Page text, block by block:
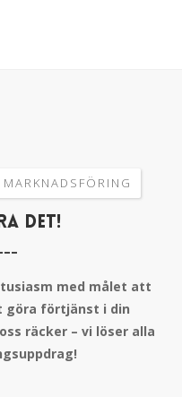
DET!
med målet att
göra förtjänst i din
räcker – vi löser alla